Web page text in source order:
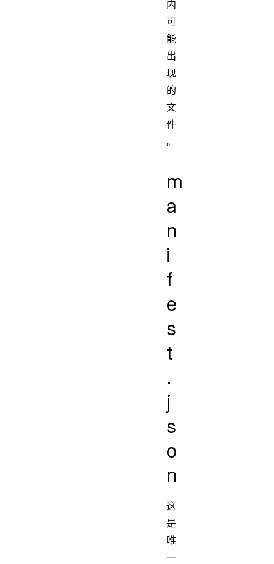
内
可
能
出
现
的
文
件
。
m
a
n
i
f
e
s
t
.
j
s
o
n
这
是
唯
一